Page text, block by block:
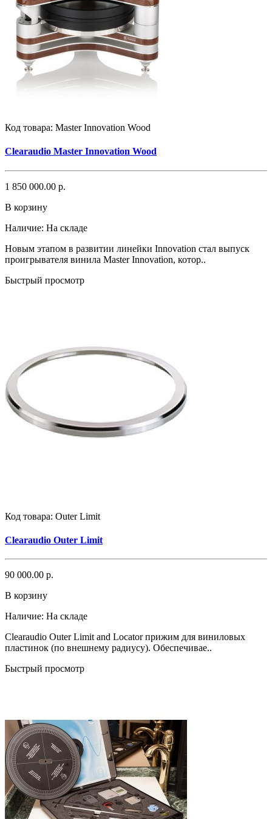
Код товара: Master Innovation Wood
Clearaudio Master Innovation Wood
1 850 000.00 р.
В корзину
Наличие: На складе
Новым этапом в развитии линейки Innovation стал выпуск
проигрывателя винила Master Innovation, котор..
Быстрый просмотр
Код товара: Outer Limit
Clearaudio Outer Limit
90 000.00 р.
В корзину
Наличие: На складе
Clearaudio Outer Limit and Locator прижим для виниловых
пластинок (по внешнему радиусу). Обеспечивае..
Быстрый просмотр